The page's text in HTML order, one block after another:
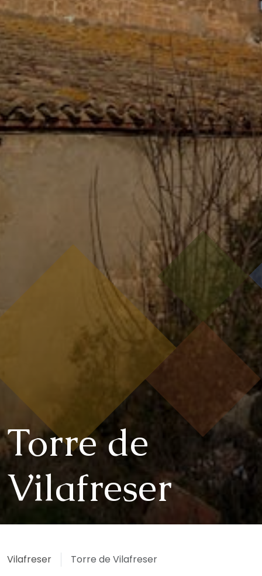
Torre de
Vilafreser
Vilafreser Torre de Vilafreser